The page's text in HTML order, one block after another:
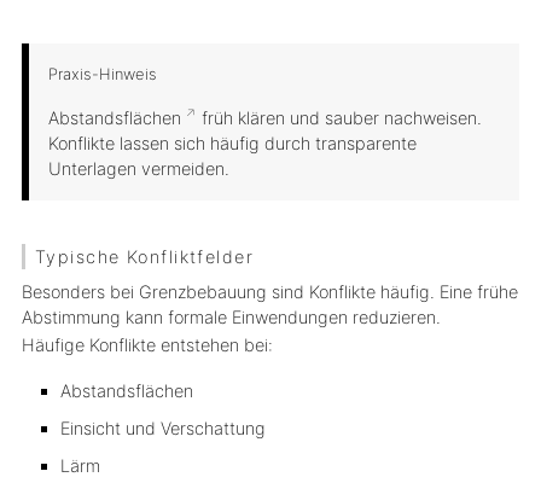
Praxis-Hinweis
Abstandsflächen
früh klären und sauber nachweisen.
Konflikte lassen sich häufig durch transparente
Unterlagen vermeiden.
Typische Konfliktfelder
Besonders bei Grenzbebauung sind Konflikte häufig. Eine frühe
Abstimmung kann formale Einwendungen reduzieren.
Häufige Konflikte entstehen bei:
Abstandsflächen
Einsicht und Verschattung
Lärm